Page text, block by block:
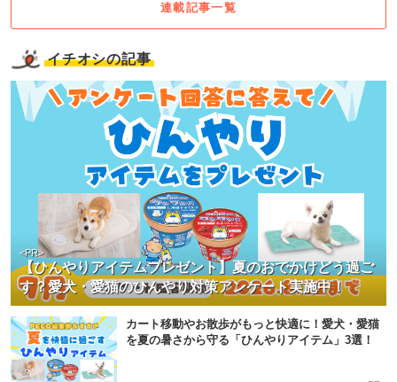
連載記事一覧
イチオシの記事
【ひんやりアイテムプレゼント】夏のおでかけどう過ご
す？愛犬・愛猫のひんやり対策アンケート実施中！
<PR>
カート移動やお散歩がもっと快適に！愛犬・愛猫
を夏の暑さから守る「ひんやりアイテム」3選！